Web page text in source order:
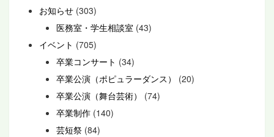
お知らせ (303)
医務室・学生相談室 (43)
イベント (705)
卒業コンサート (34)
卒業公演（ポピュラーダンス）
(20)
卒業公演（舞台芸術）
(74)
卒業制作 (140)
芸短祭 (84)